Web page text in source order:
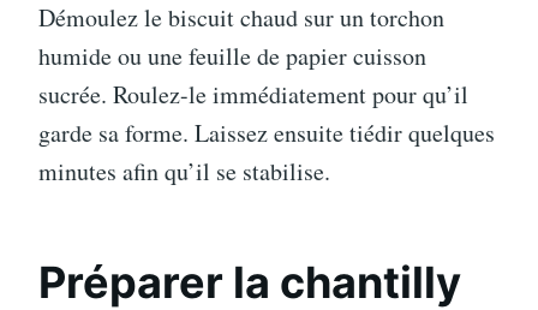
Démoulez le biscuit chaud sur un torchon
humide ou une feuille de papier cuisson
sucrée. Roulez-le immédiatement pour qu’il
garde sa forme. Laissez ensuite tiédir quelques
minutes afin qu’il se stabilise.
Préparer la chantilly